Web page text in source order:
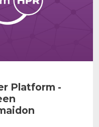
Platform -